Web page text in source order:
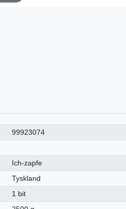
99923074
Ich-zapfe
Tyskland
1 bit